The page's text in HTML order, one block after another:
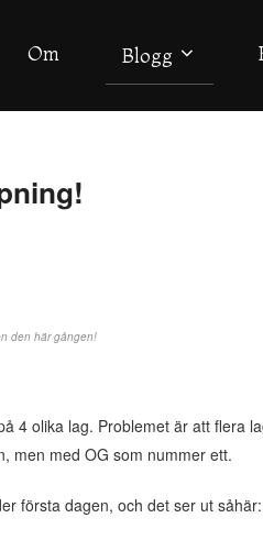
Om Blogg
den här gången!
4 olika lag. Problemet är att flera
men med OG som nummer ett.
första dagen, och det ser ut såhär: